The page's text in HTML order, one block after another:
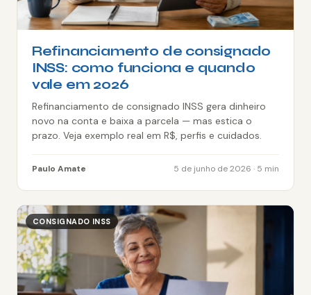
Refinanciamento de consignado
INSS: como funciona e quando
vale em 2026
Refinanciamento de consignado INSS gera dinheiro
novo na conta e baixa a parcela — mas estica o
prazo. Veja exemplo real em R$, perfis e cuidados.
Paulo Amate 5 de junho de 2026 · 5 min
CONSIGNADO INSS